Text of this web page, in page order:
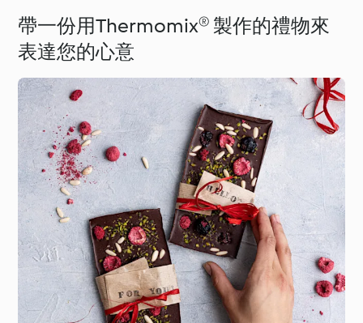
帶一份用Thermomix® 製作的禮物來
表達您的心意